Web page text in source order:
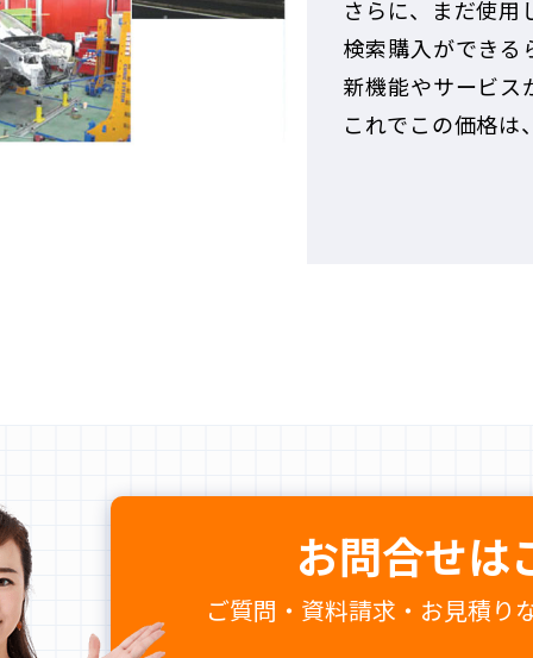
さらに、まだ使
検索購入ができる
新機能やサービス
これでこの価格は
お問合せは
ご質問・資料請求・お見積り